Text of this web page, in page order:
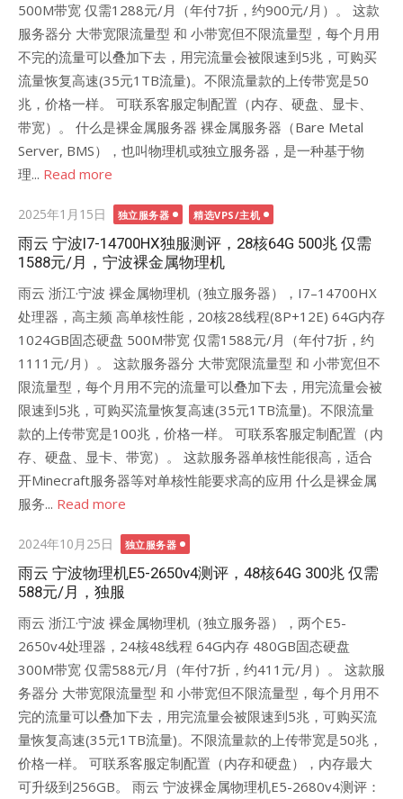
500M带宽 仅需1288元/月（年付7折，约900元/月）。 这款
服务器分 大带宽限流量型 和 小带宽但不限流量型，每个月用
不完的流量可以叠加下去，用完流量会被限速到5兆，可购买
流量恢复高速(35元1TB流量)。不限流量款的上传带宽是50
兆，价格一样。 可联系客服定制配置（内存、硬盘、显卡、
带宽）。 什么是裸金属服务器 ‌‌裸金属服务器（Bare Metal
Server, ‌BMS），也叫物理机或独立服务器，是一种基于物
理... Read more
Posted
on
2025年1月15日 独立服务器 精选VPS/主机
雨云 宁波I7-14700HX独服测评，28核64G 500兆 仅需
1588元/月，宁波裸金属物理机
雨云 浙江·宁波 裸金属物理机（独立服务器），I7–14700HX
处理器，高主频 高单核性能，20核28线程(8P+12E) 64G内存
1024GB固态硬盘 500M带宽 仅需1588元/月（年付7折，约
1111元/月）。 这款服务器分 大带宽限流量型 和 小带宽但不
限流量型，每个月用不完的流量可以叠加下去，用完流量会被
限速到5兆，可购买流量恢复高速(35元1TB流量)。不限流量
款的上传带宽是100兆，价格一样。 可联系客服定制配置（内
存、硬盘、显卡、带宽）。 这款服务器单核性能很高，适合
开Minecraft服务器等对单核性能要求高的应用 什么是裸金属
服务... Read more
Posted
on
2024年10月25日 独立服务器
雨云 宁波物理机E5-2650v4测评，48核64G 300兆 仅需
588元/月，独服
雨云 浙江·宁波 裸金属物理机（独立服务器），两个E5-
2650v4处理器，24核48线程 64G内存 480GB固态硬盘
300M带宽 仅需588元/月（年付7折，约411元/月）。 这款服
务器分 大带宽限流量型 和 小带宽但不限流量型，每个月用不
完的流量可以叠加下去，用完流量会被限速到5兆，可购买流
量恢复高速(35元1TB流量)。不限流量款的上传带宽是50兆，
价格一样。 可联系客服定制配置（内存和硬盘），内存最大
可升级到256GB。 雨云 宁波裸金属物理机E5-2680v4测评：